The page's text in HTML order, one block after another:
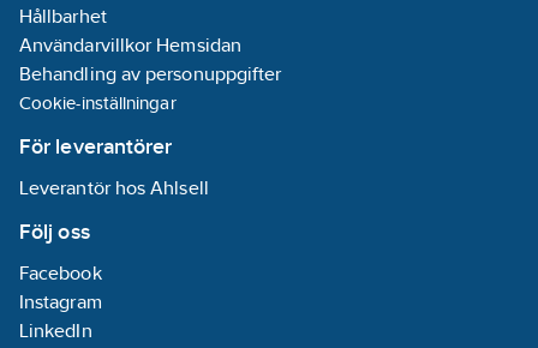
Hållbarhet
Användarvillkor Hemsidan
Behandling av personuppgifter
Cookie-inställningar
För leverantörer
Leverantör hos Ahlsell
Följ oss
Facebook
Instagram
LinkedIn